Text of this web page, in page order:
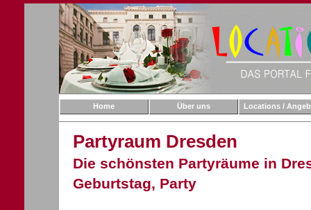
Home Über uns Locations /
Partyraum Dresden
Die schönsten Partyräume in
Geburtstag, Party